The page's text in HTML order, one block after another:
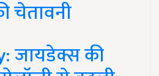
चेतावनी
जायडेक्स की